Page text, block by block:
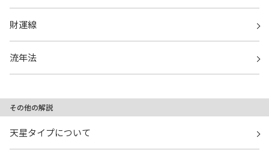
財運線
流年法
その他の解説
天星タイプについて